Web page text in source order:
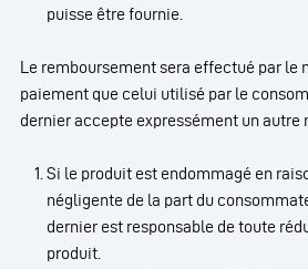
puisse être fournie.
Le remboursement sera effectué par le
paiement que celui utilisé par le
dernier accepte expressément un autre
Si le produit est endommagé en
négligente de la part du
dernier est responsable de toute
produit.